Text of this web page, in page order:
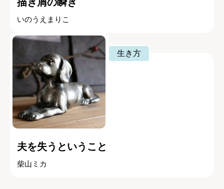
いのうえまりこ
生き方
夫を失うということ
柴山ミカ